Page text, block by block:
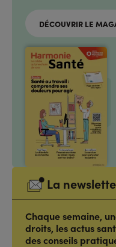
DÉCOUVRIR LE
La
Chaque semaine,
droits, les actus
des conseils